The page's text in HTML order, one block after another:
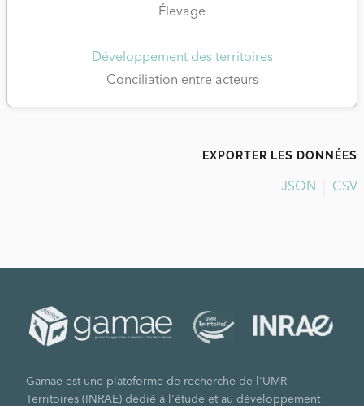
Élevage
Développement des territoires
Conciliation entre acteurs
EXPORTER LES DONNÉES
JSON CSV
Gamae est une plateforme de recherche de l'UMR
Territoires (INRAE) dédié à l'étude et au développement